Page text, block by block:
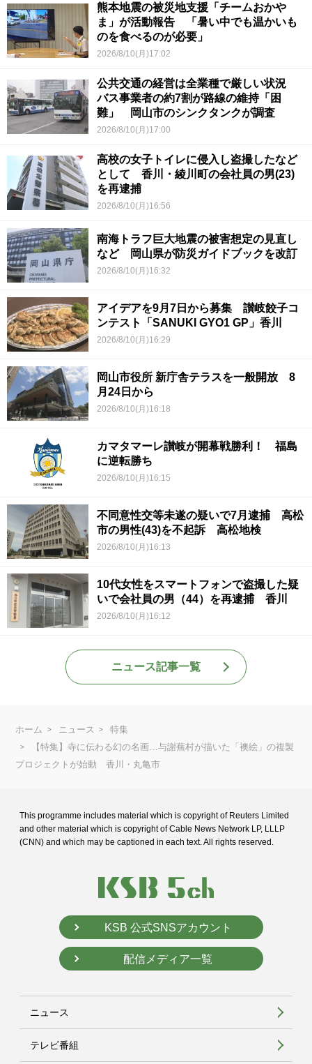
熊本地震の被災地支援「チームおかや
ま」が活動報告 「暑い中でも温かいも
のを食べるのが必要」
2026/8/10(月)17:02
公共交通の経営は全業種で厳しい状況
バス事業者の約7割が路線の維持「困
難」 岡山市のシンクタンクが調査
2026/8/10(月)17:00
高校の女子トイレに侵入し盗撮したなど
として 香川・綾川町の会社員の男(23)
を再逮捕
2026/8/10(月)16:56
南海トラフ巨大地震の被害想定の見直し
など 岡山県が防災ガイドブックを改訂
2026/8/10(月)16:32
アイデアを9月7日から募集 讃岐餃子コ
ンテスト「SANUKI GYO1 GP」香川
2026/8/10(月)16:29
岡山市役所 新庁舎テラスを一般開放 8
月24日から
2026/8/10(月)16:18
カマタマーレ讃岐が開幕戦勝利！ 福島
に逆転勝ち
2026/8/10(月)16:15
不同意性交等未遂の疑いで7月逮捕 高松
市の男性(43)を不起訴 高松地検
2026/8/10(月)16:13
10代女性をスマートフォンで盗撮した疑
いで会社員の男（44）を再逮捕 香川
2026/8/10(月)16:12
ニュース記事一覧
ホーム ニュース
特集
【特集】寺に伝わる幻の名画…与謝蕪村が描いた「襖絵」の複製
プロジェクトが始動 香川・丸亀市
This programme includes material which is copyright of Reuters Limited
and other material which is copyright of Cable News Network LP, LLLP
(CNN) and which may be captioned in each text. All rights reserved.
KSB 公式SNSアカウント
配信メディア一覧
ニュース
テレビ番組